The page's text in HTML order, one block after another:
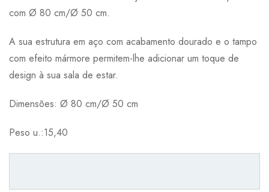
com Ø 80 cm/Ø 50 cm.
A sua estrutura em aço com acabamento dourado e o tampo
com efeito mármore permitem-lhe adicionar um toque de
design à sua sala de estar.
Dimensões: Ø 80 cm/Ø 50 cm
Peso u.:15,40